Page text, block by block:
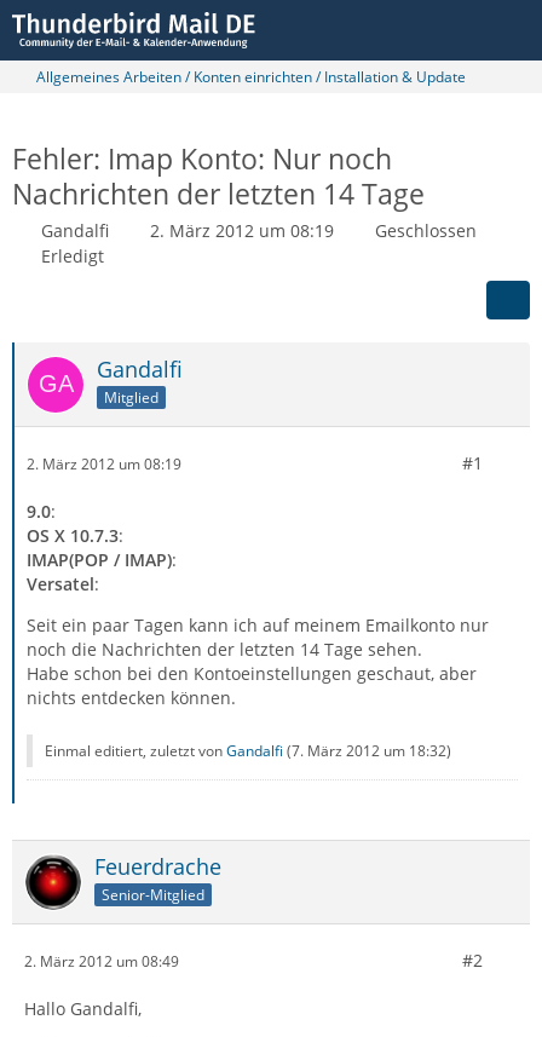
Allgemeines Arbeiten / Konten einrichten / Installation & Update
Fehler: Imap Konto: Nur noch
Nachrichten der letzten 14 Tage
Gandalfi 2. März 2012 um 08:19
Geschlossen
Erledigt
Gandalfi
Mitglied
2. März 2012 um 08:19 #1
9.0:
OS X 10.7.3:
IMAP(POP / IMAP):
Versatel:
Seit ein paar Tagen kann ich auf meinem Emailkonto nur
noch die Nachrichten der letzten 14 Tage sehen.
Habe schon bei den Kontoeinstellungen geschaut, aber
nichts entdecken können.
Einmal editiert, zuletzt vonGandalfi (7. März 2012 um 18:32)
Feuerdrache
Senior-Mitglied
2. März 2012 um 08:49 #2
Hallo Gandalfi,